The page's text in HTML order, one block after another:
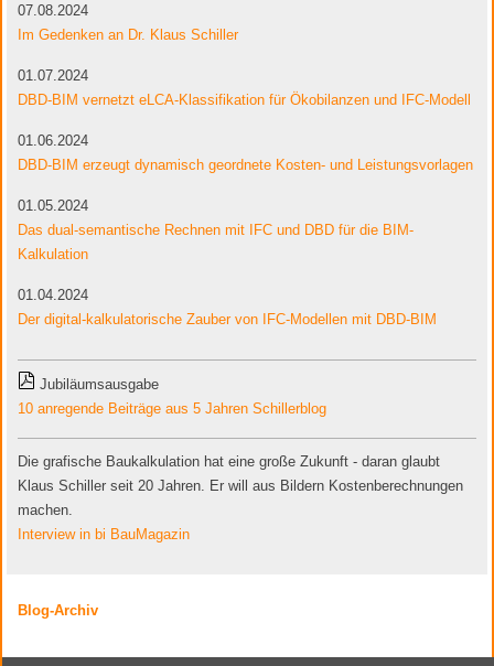
07.08.2024
Im Gedenken an Dr. Klaus Schiller
01.07.2024
DBD-BIM vernetzt eLCA-Klassifikation für Ökobilanzen und IFC-Modell
01.06.2024
DBD-BIM erzeugt dynamisch geordnete Kosten- und Leistungsvorlagen
01.05.2024
Das dual-semantische Rechnen mit IFC und DBD für die BIM-
Kalkulation
01.04.2024
Der digital-kalkulatorische Zauber von IFC-Modellen mit DBD-BIM
Jubiläumsausgabe
10 anregende Beiträge aus 5 Jahren Schillerblog
Die grafische Baukalkulation hat eine große Zukunft - daran glaubt
Klaus Schiller seit 20 Jahren. Er will aus Bildern Kostenberechnungen
machen.
Interview in bi BauMagazin
Blog-Archiv